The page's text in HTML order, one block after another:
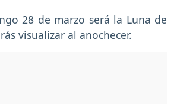
28 de marzo será la Luna de
visualizar al anochecer.